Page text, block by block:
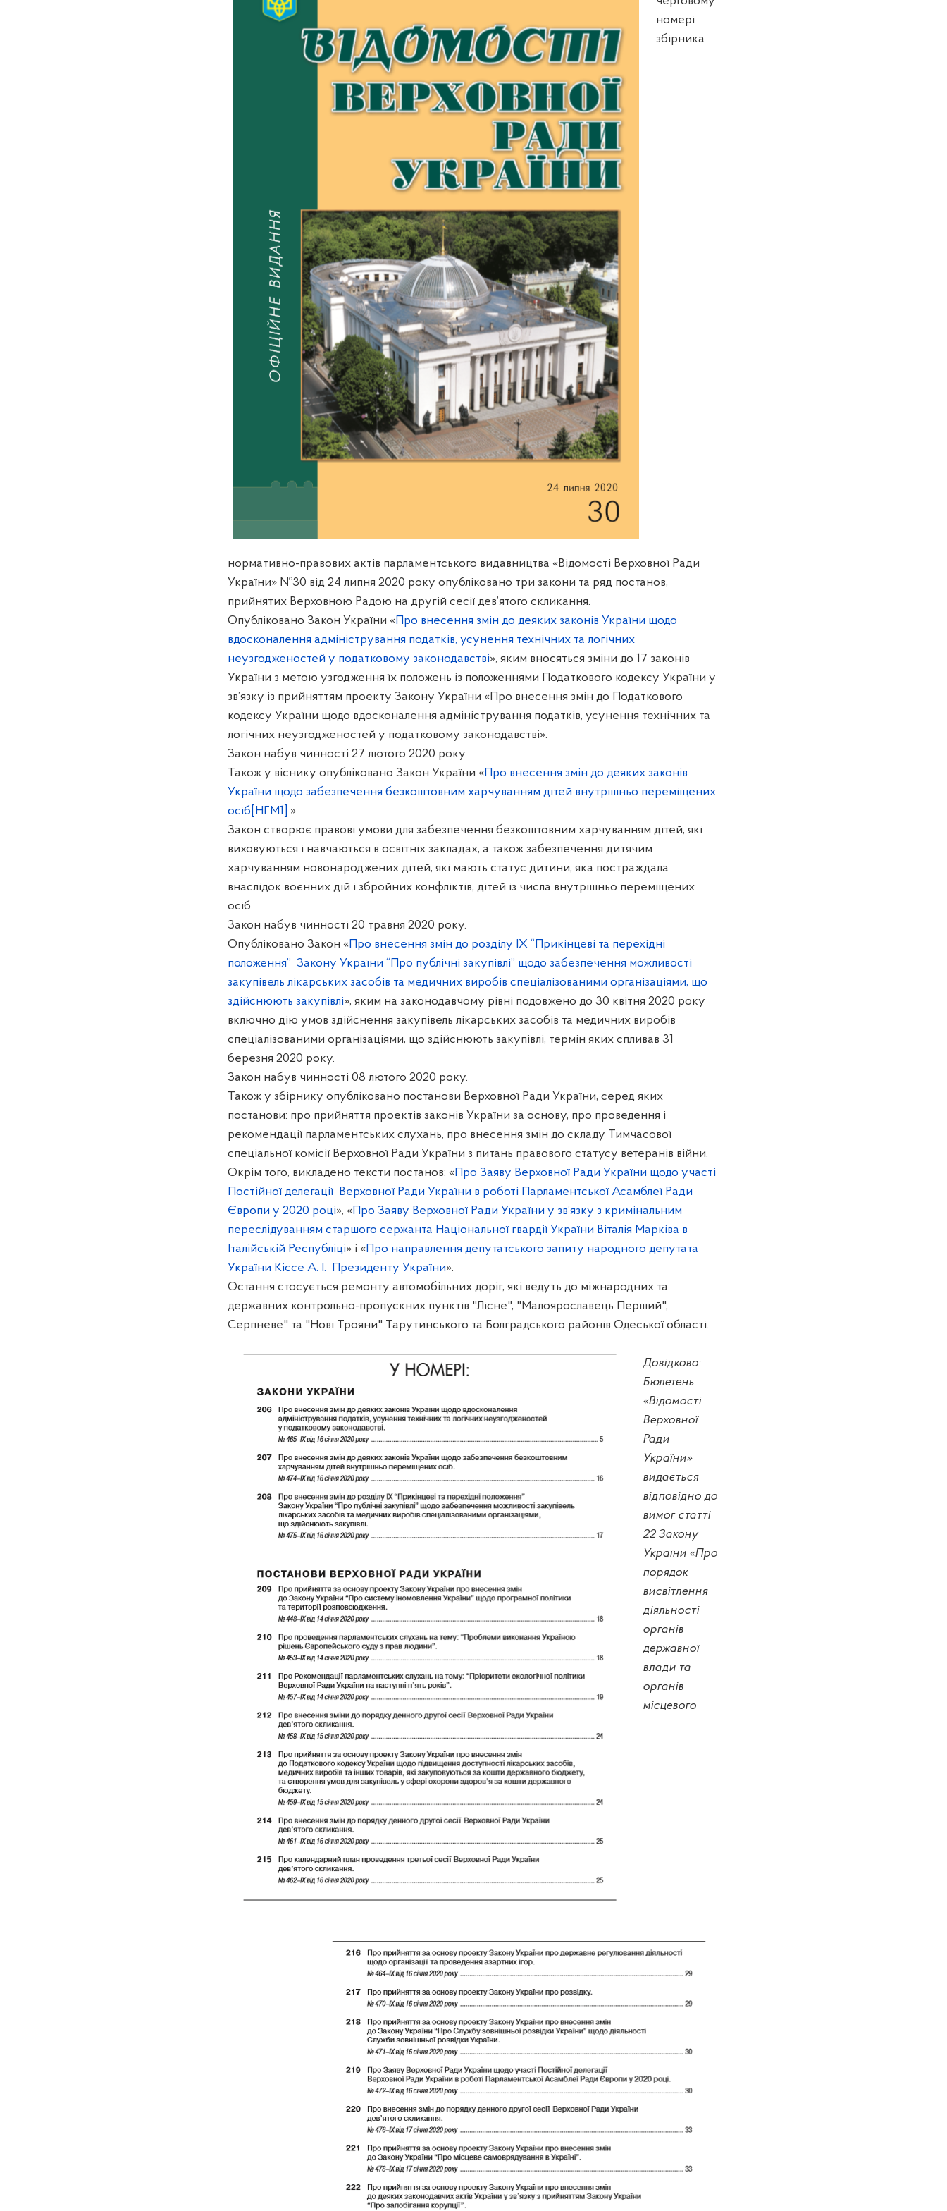
номері
збірника
нормативно-правових актів парламентського видавництва «Відомості Верховної Ради
України» №30 від 24 липня 2020 року опубліковано три закони та ряд постанов,
прийнятих Верховною Радою на другій сесії дев’ятого скликання.
Опубліковано Закон України «Про внесення змін до деяких законів України щодо
вдосконалення адміністрування податків, усунення технічних та логічних
неузгодженостей у податковому законодавстві», яким вносяться зміни до 17 законів
України з метою узгодження їх положень із положеннями Податкового кодексу України у
зв’язку із прийняттям проекту Закону України «Про внесення змін до Податкового
кодексу України щодо вдосконалення адміністрування податків, усунення технічних та
логічних неузгодженостей у податковому законодавстві».
Закон набув чинності 27 лютого 2020 року.
Також у віснику опубліковано Закон України «Про внесення змін до деяких законів
України щодо забезпечення безкоштовним харчуванням дітей внутрішньо переміщених
осіб [НГМ1]
».
Закон створює правові умови для забезпечення безкоштовним харчуванням дітей, які
виховуються і навчаються в освітніх закладах, а також забезпечення дитячим
харчуванням новонароджених дітей, які мають статус дитини, яка постраждала
внаслідок воєнних дій і збройних конфліктів, дітей із числа внутрішньо переміщених
осіб.
Закон набув чинності 20 травня 2020 року.
Опубліковано Закон «Про внесення змін до розділу IX “Прикінцеві та перехідні
положення” Закону України “Про публічні закупівлі” щодо забезпечення можливості
закупівель лікарських засобів та медичних виробів спеціалізованими організаціями, що
здійснюють закупівлі», яким на законодавчому рівні подовжено до 30 квітня 2020 року
включно дію умов здійснення закупівель лікарських засобів та медичних виробів
спеціалізованими організаціями, що здійснюють закупівлі, термін яких спливав 31
березня 2020 року.
Закон набув чинності 08 лютого 2020 року.
Також у збірнику опубліковано постанови Верховної Ради України, серед яких
постанови: про прийняття проектів законів України за основу, про проведення і
рекомендації парламентських слухань, про внесення змін до складу Тимчасової
спеціальної комісії Верховної Ради України з питань правового статусу ветеранів війни.
Окрім того, викладено тексти постанов: «Про Заяву Верховної Ради України щодо участі
Постійної делегації Верховної Ради України в роботі Парламентської Асамблеї Ради
Європи у 2020 році», «Про Заяву Верховної Ради України у зв’язку з кримінальним
переслідуванням старшого сержанта Національної гвардії України Віталія Марківа в
Італійській Республіці» і «Про направлення депутатського запиту народного депутата
України Кіссе А. І. Президенту України».
Остання стосується ремонту автомобільних доріг, які ведуть до міжнародних та
державних контрольно-пропускних пунктів "Лісне", "Малоярославець Перший",
Серпневе" та "Нові Трояни" Тарутинського та Болградського районів Одеської області.
Довідково:
Бюлетень
«Відомості
Верховної
Ради
України»
видається
відповідно до
вимог статті
22 Закону
України «Про
порядок
висвітлення
діяльності
органів
державної
влади та
органів
місцевого